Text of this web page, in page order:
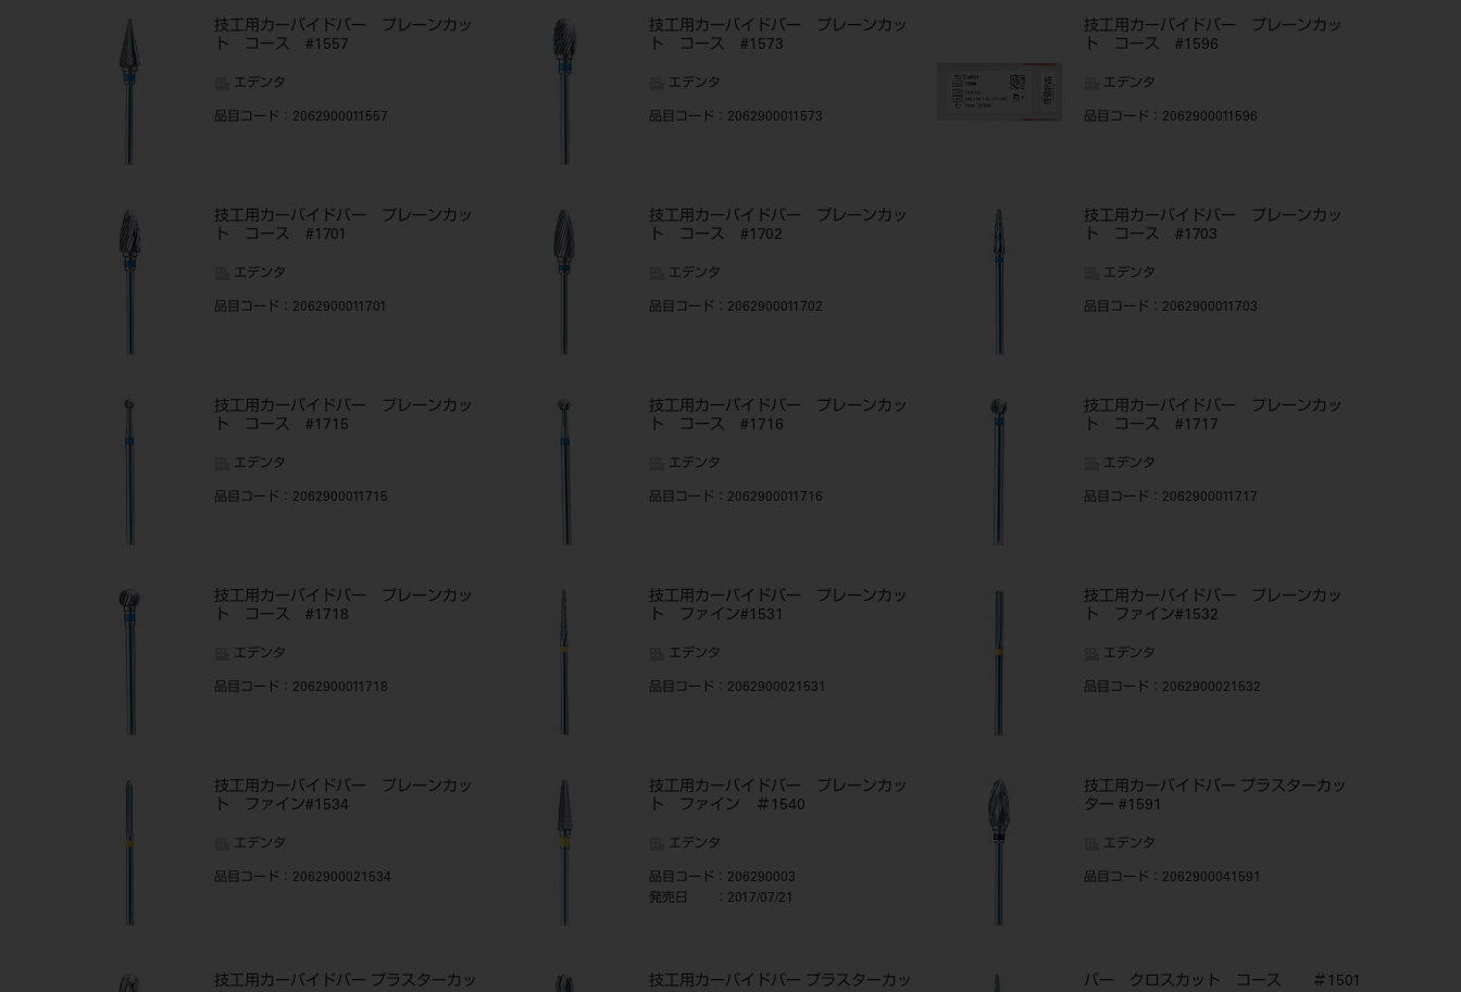
技工用カーバイドバー プレーンカッ
ト コース #1557
エデンタ
品目コード ：2062900011557
技工用カーバイドバー プレーンカッ
ト コース #1573
エデンタ
品目コード ：2062900011573
技工用カーバイドバー プレーンカッ
ト コース #1596
エデンタ
品目コード ：2062900011596
技工用カーバイドバー プレーンカッ
ト コース #1701
エデンタ
品目コード ：2062900011701
技工用カーバイドバー プレーンカッ
ト コース #1702
エデンタ
品目コード ：2062900011702
技工用カーバイドバー プレーンカッ
ト コース #1703
エデンタ
品目コード ：2062900011703
技工用カーバイドバー プレーンカッ
ト コース #1715
エデンタ
品目コード ：2062900011715
技工用カーバイドバー プレーンカッ
ト コース #1716
エデンタ
品目コード ：2062900011716
技工用カーバイドバー プレーンカッ
ト コース #1717
エデンタ
品目コード ：2062900011717
技工用カーバイドバー プレーンカッ
ト コース #1718
エデンタ
品目コード ：2062900011718
技工用カーバイドバー プレーンカッ
ト ファイン#1531
エデンタ
品目コード ：2062900021531
技工用カーバイドバー プレーンカッ
ト ファイン#1532
エデンタ
品目コード ：2062900021532
技工用カーバイドバー プレーンカッ
ト ファイン#1534
エデンタ
品目コード ：2062900021534
技工用カーバイドバー プレーンカッ
ト ファイン ＃1540
エデンタ
品目コード ：206290003
発売日
：2017/07/21
技工用カーバイドバー プラスターカッ
ター #1591
エデンタ
品目コード ：2062900041591
技工用カーバイドバー プラスターカッ
技工用カーバイドバー プラスターカッ
バー クロスカット コース ＃1501